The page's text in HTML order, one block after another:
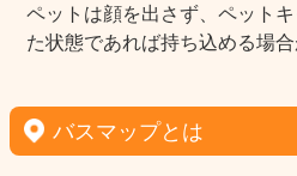
ペットは顔を出さず、ペット
た状態であれば持ち込める場合
バスマップとは